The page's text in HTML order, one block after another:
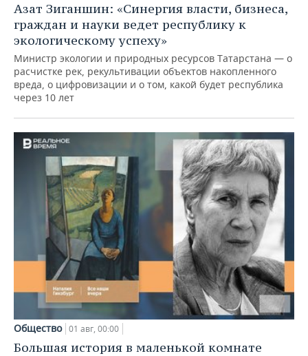
Азат Зиганшин: «Синергия власти, бизнеса,
граждан и науки ведет республику к
экологическому успеху»
Министр экологии и природных ресурсов Татарстана — о
расчистке рек, рекультивации объектов накопленного
вреда, о цифровизации и о том, какой будет республика
через 10 лет
Общество 01 авг, 00:00
Большая история в маленькой комнате